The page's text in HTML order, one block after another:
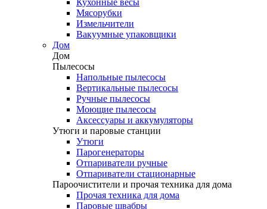
Кухонные весы
Мясорубки
Измельчители
Вакуумные упаковщики
Дом
Дом
Пылесосы
Напольные пылесосы
Вертикальные пылесосы
Ручные пылесосы
Моющие пылесосы
Аксессуары и аккумуляторы
Утюги и паровые станции
Утюги
Парогенераторы
Отпариватели ручные
Отпариватели стационарные
Пароочистители и прочая техника для дома
Прочая техника для дома
Паровые швабры